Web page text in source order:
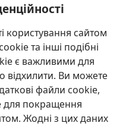
користування сайтом
та інші подібні
є важливими для
відхилити. Ви можете
файли cookie,
для покращення
Жодні з цих даних
«Вартова башта»™